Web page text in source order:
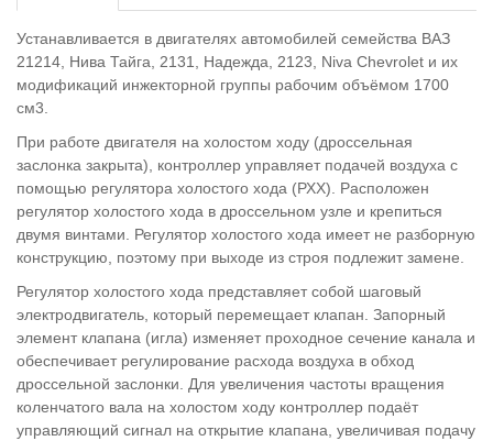
Устанавливается в двигателях автомобилей семейства ВАЗ
21214, Нива Тайга, 2131, Надежда, 2123, Niva Chevrolet и их
модификаций инжекторной группы рабочим объёмом 1700
см3.
При работе двигателя на холостом ходу (дроссельная
заслонка закрыта), контроллер управляет подачей воздуха с
помощью регулятора холостого хода (РХХ). Расположен
регулятор холостого хода в дроссельном узле и крепиться
двумя винтами. Регулятор холостого хода имеет не разборную
конструкцию, поэтому при выходе из строя подлежит замене.
Регулятор холостого хода представляет собой шаговый
электродвигатель, который перемещает клапан. Запорный
элемент клапана (игла) изменяет проходное сечение канала и
обеспечивает регулирование расхода воздуха в обход
дроссельной заслонки. Для увеличения частоты вращения
коленчатого вала на холостом ходу контроллер подаёт
управляющий сигнал на открытие клапана, увеличивая подачу